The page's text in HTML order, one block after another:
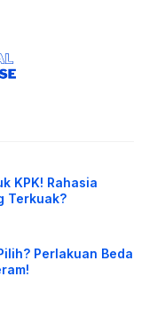
KPK! Rahasia
Terkuak?
Perlakuan Beda